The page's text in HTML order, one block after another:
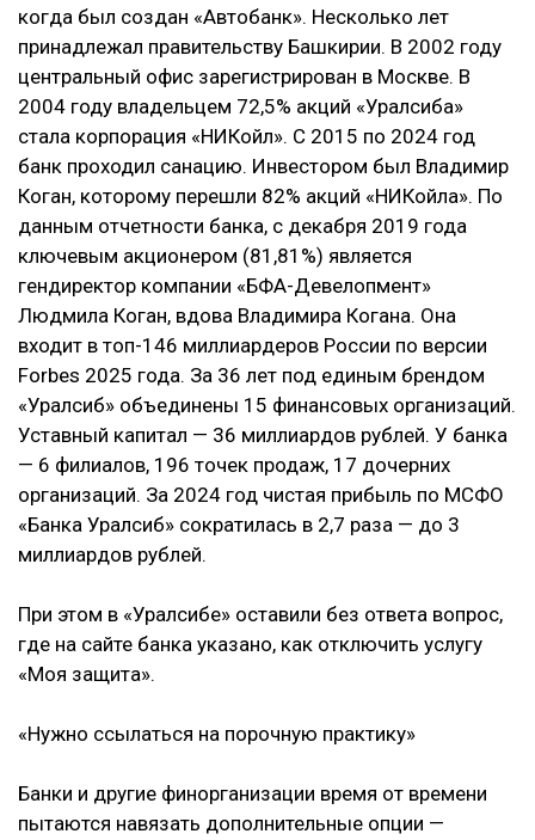
когда был создан «Автобанк». Несколько лет
принадлежал правительству Башкирии. В 2002 году
центральный офис зарегистрирован в Москве. В
2004 году владельцем 72,5% акций «Уралсиба»
стала корпорация «НИКойл». С 2015 по 2024 год
банк проходил санацию. Инвестором был Владимир
Коган, которому перешли 82% акций «НИКойла». По
данным отчетности банка, с декабря 2019 года
ключевым акционером (81,81%) является
гендиректор компании «БФА-Девелопмент»
Людмила Коган, вдова Владимира Когана. Она
входит в топ-146 миллиардеров России по версии
Forbes 2025 года. За 36 лет под единым брендом
«Уралсиб» объединены 15 финансовых организаций.
Уставный капитал — 36 миллиардов рублей. У банка
— 6 филиалов, 196 точек продаж, 17 дочерних
организаций. За 2024 год чистая прибыль по МСФО
«Банка Уралсиб» сократилась в 2,7 раза — до 3
миллиардов рублей.
При этом в «Уралсибе» оставили без ответа вопрос,
где на сайте банка указано, как отключить услугу
«Моя защита».
«Нужно ссылаться на порочную практику»
Банки и другие финорганизации время от времени
пытаются навязать дополнительные опции —